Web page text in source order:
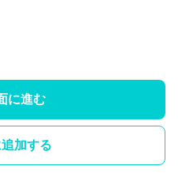
に進む
加する